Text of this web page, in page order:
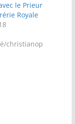
le Prieur
Royale
christianop